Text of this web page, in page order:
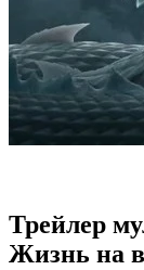
Трейлер
Жизнь на